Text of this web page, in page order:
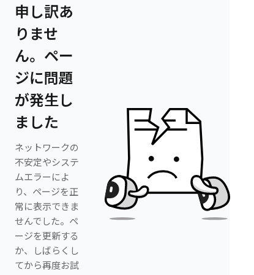
申し訳あ
りませ
ん。ペー
ジに問題
が発生し
ました
ネットワークの
不安定やシステ
ムエラーによ
り、ページを正
常に表示できま
せんでした。ペ
ージを更新する
か、しばらくし
てから再度お試